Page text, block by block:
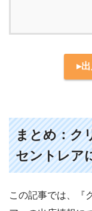
▸
まとめ：ク
セントレア
この記事では、『